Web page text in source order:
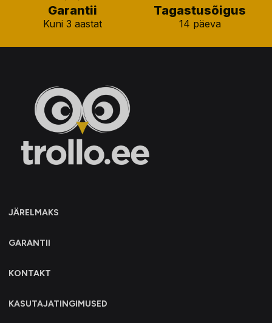
Garantii
Kuni 3 aastat
Tagastusõigus
14 päeva
JÄRELMAKS
GARANTII
KONTAKT
KASUTAJATINGIMUSED